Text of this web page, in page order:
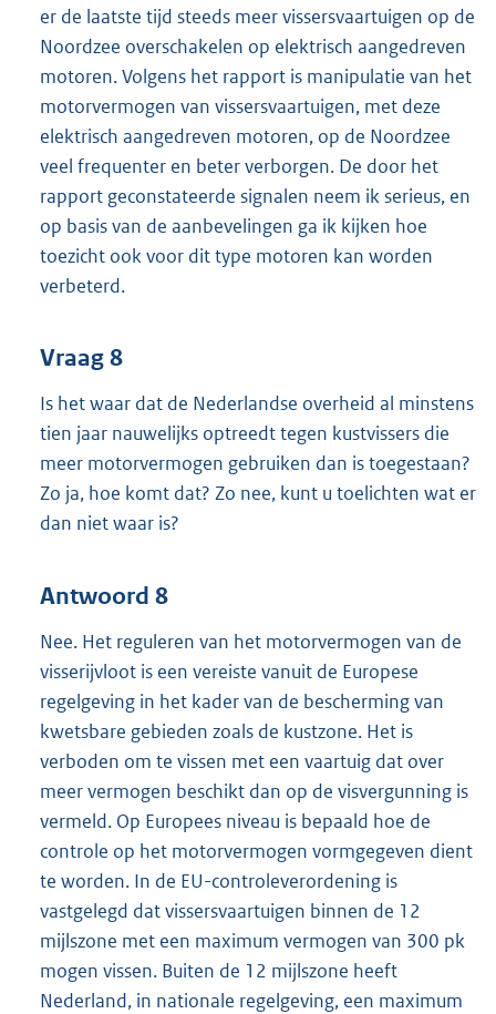
er de laatste tijd steeds meer vissersvaartuigen op de
Noordzee overschakelen op elektrisch aangedreven
motoren. Volgens het rapport is manipulatie van het
motorvermogen van vissersvaartuigen, met deze
elektrisch aangedreven motoren, op de Noordzee
veel frequenter en beter verborgen. De door het
rapport geconstateerde signalen neem ik serieus, en
op basis van de aanbevelingen ga ik kijken hoe
toezicht ook voor dit type motoren kan worden
verbeterd.
Vraag 8
Is het waar dat de Nederlandse overheid al minstens
tien jaar nauwelijks optreedt tegen kustvissers die
meer motorvermogen gebruiken dan is toegestaan?
Zo ja, hoe komt dat? Zo nee, kunt u toelichten wat er
dan niet waar is?
Antwoord 8
Nee. Het reguleren van het motorvermogen van de
visserijvloot is een vereiste vanuit de Europese
regelgeving in het kader van de bescherming van
kwetsbare gebieden zoals de kustzone. Het is
verboden om te vissen met een vaartuig dat over
meer vermogen beschikt dan op de visvergunning is
vermeld. Op Europees niveau is bepaald hoe de
controle op het motorvermogen vormgegeven dient
te worden. In de EU-controleverordening is
vastgelegd dat vissersvaartuigen binnen de 12
mijlszone met een maximum vermogen van 300 pk
mogen vissen. Buiten de 12 mijlszone heeft
Nederland, in nationale regelgeving, een maximum